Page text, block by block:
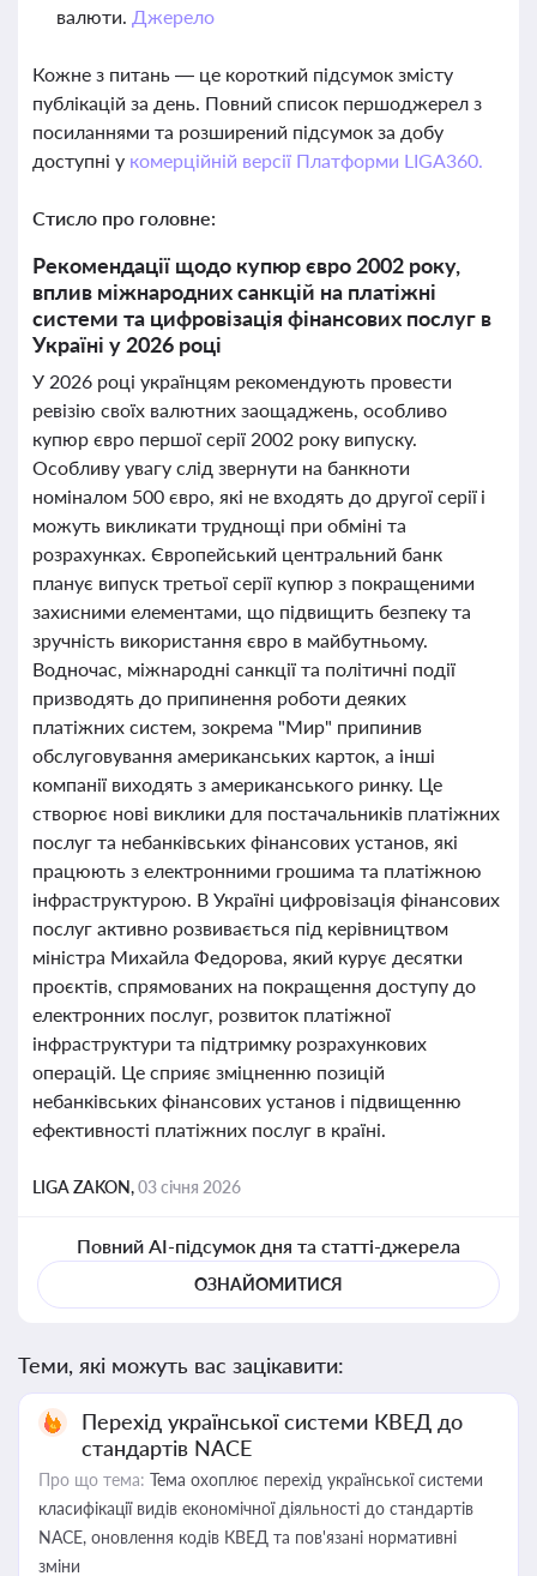
валюти. Джерело
Кожне з питань — це короткий підсумок змісту
публікацій за день. Повний список першоджерел з
посиланнями та розширений підсумок за добу
доступні у комерційній версії Платформи LIGA360.
Стисло про головне:
Рекомендації щодо купюр євро 2002 року,
вплив міжнародних санкцій на платіжні
системи та цифровізація фінансових послуг в
Україні у 2026 році
У 2026 році українцям рекомендують провести
ревізію своїх валютних заощаджень, особливо
купюр євро першої серії 2002 року випуску.
Особливу увагу слід звернути на банкноти
номіналом 500 євро, які не входять до другої серії і
можуть викликати труднощі при обміні та
розрахунках. Європейський центральний банк
планує випуск третьої серії купюр з покращеними
захисними елементами, що підвищить безпеку та
зручність використання євро в майбутньому.
Водночас, міжнародні санкції та політичні події
призводять до припинення роботи деяких
платіжних систем, зокрема "Мир" припинив
обслуговування американських карток, а інші
компанії виходять з американського ринку. Це
створює нові виклики для постачальників платіжних
послуг та небанківських фінансових установ, які
працюють з електронними грошима та платіжною
інфраструктурою. В Україні цифровізація фінансових
послуг активно розвивається під керівництвом
міністра Михайла Федорова, який курує десятки
проєктів, спрямованих на покращення доступу до
електронних послуг, розвиток платіжної
інфраструктури та підтримку розрахункових
операцій. Це сприяє зміцненню позицій
небанківських фінансових установ і підвищенню
ефективності платіжних послуг в країні.
LIGA ZAKON,03 січня 2026
Повний AI-підсумок дня та статті-джерела
ОЗНАЙОМИТИСЯ
Теми, які можуть вас зацікавити:
Перехід української системи КВЕД до
стандартів NACE
Про що тема: Тема охоплює перехід української системи
класифікації видів економічної діяльності до стандартів
NACE, оновлення кодів КВЕД та пов'язані нормативні
зміни